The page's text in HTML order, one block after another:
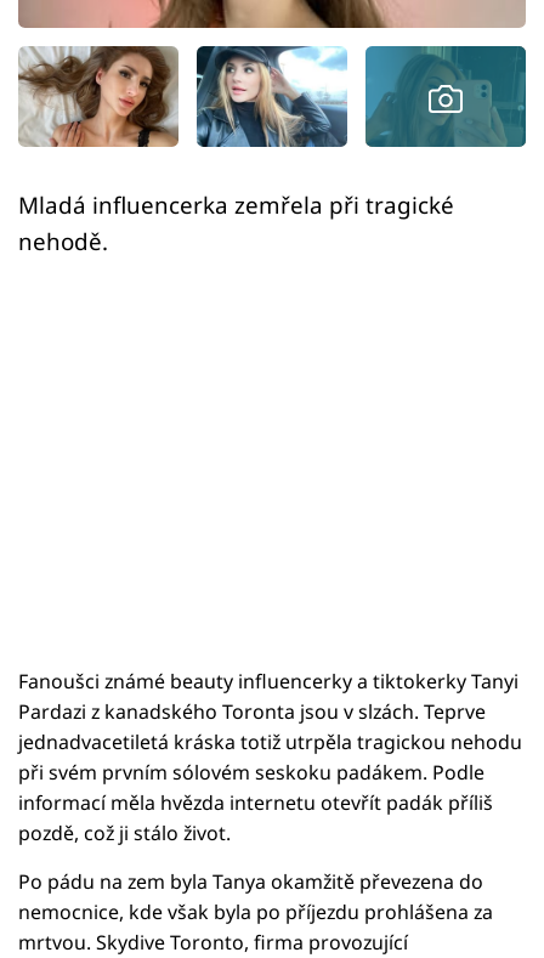
Přihlášení
Sledujte nás
Mladá influencerka zemřela při tragické
nehodě.
Fanoušci známé beauty influencerky a tiktokerky Tanyi
Pardazi z kanadského Toronta jsou v slzách. Teprve
jednadvacetiletá kráska totiž utrpěla tragickou nehodu
při svém prvním sólovém seskoku padákem. Podle
informací měla hvězda internetu otevřít padák příliš
pozdě, což ji stálo život.
Po pádu na zem byla Tanya okamžitě převezena do
nemocnice, kde však byla po příjezdu prohlášena za
mrtvou. Skydive Toronto, firma provozující